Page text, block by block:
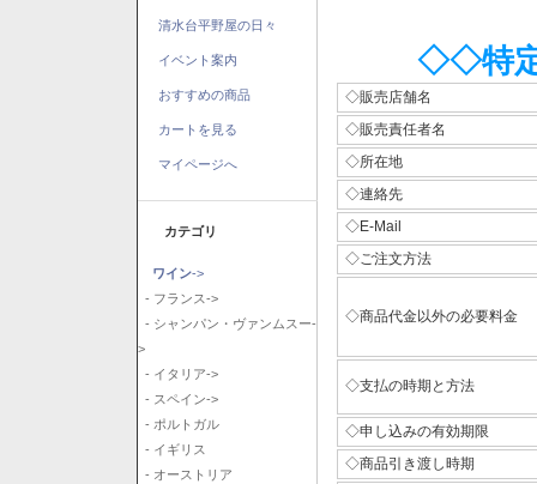
清水台平野屋の日々
イベント案内
おすすめの商品
カートを見る
マイページへ
カテゴリ
ワイン->
- フランス->
- シャンパン・ヴァンムスー-
>
- イタリア->
- スペイン->
- ポルトガル
- イギリス
- オーストリア
◇◇特
◇販売店舗名
◇販売責任者名
◇所在地
◇連絡先
◇E-Mail
◇ご注文方法
◇商品代金以外の必要料金
◇支払の時期と方法
◇申し込みの有効期限
◇商品引き渡し時期